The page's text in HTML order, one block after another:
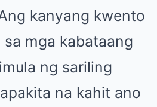
kanyang kwento
mga kabataang
ng sariling
na kahit ano